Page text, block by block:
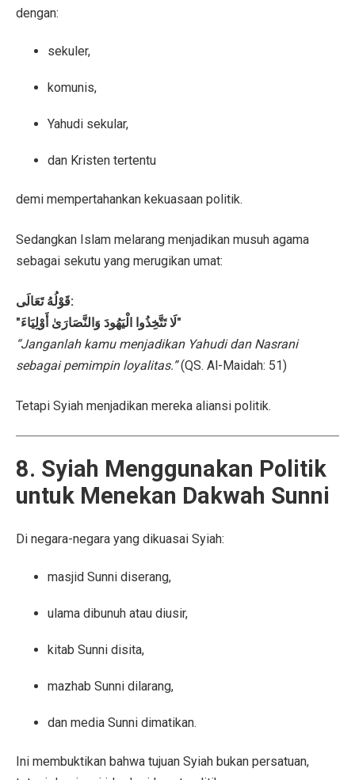
dengan:
sekuler,
komunis,
Yahudi sekular,
dan Kristen tertentu
demi mempertahankan kekuasaan politik.
Sedangkan Islam melarang menjadikan musuh agama
sebagai sekutu yang merugikan umat:
قَوْلُهُ تَعَالَى:
"لَا تَتَّخِذُوا الْيَهُودَ وَالنَّصَارَىٰ أَوْلِيَاءَ"
“Janganlah kamu menjadikan Yahudi dan Nasrani
sebagai pemimpin loyalitas.”(QS. Al-Maidah: 51)
Tetapi Syiah menjadikan mereka aliansi politik.
8. Syiah Menggunakan Politik
untuk Menekan Dakwah Sunni
Di negara-negara yang dikuasai Syiah:
masjid Sunni diserang,
ulama dibunuh atau diusir,
kitab Sunni disita,
mazhab Sunni dilarang,
dan media Sunni dimatikan.
Ini membuktikan bahwa tujuan Syiah bukan persatuan,